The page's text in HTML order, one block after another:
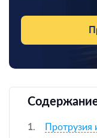
Протрузия